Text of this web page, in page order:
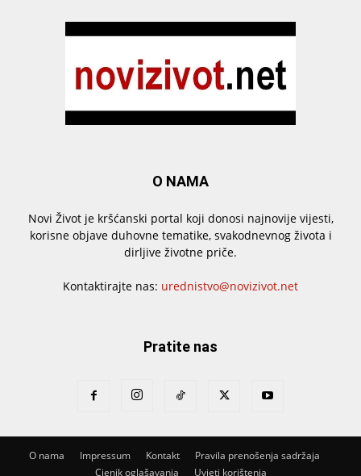
O NAMA
Novi Život je kršćanski portal koji donosi najnovije vijesti,
korisne objave duhovne tematike, svakodnevnog života i
dirljive životne priče.
Kontaktirajte nas: urednistvo@novizivot.net
Pratite nas
O nama Impressum Kontakt
Pravila prenošenja sadržaja
Cjenik oglašavanja
Uvjeti korištenja